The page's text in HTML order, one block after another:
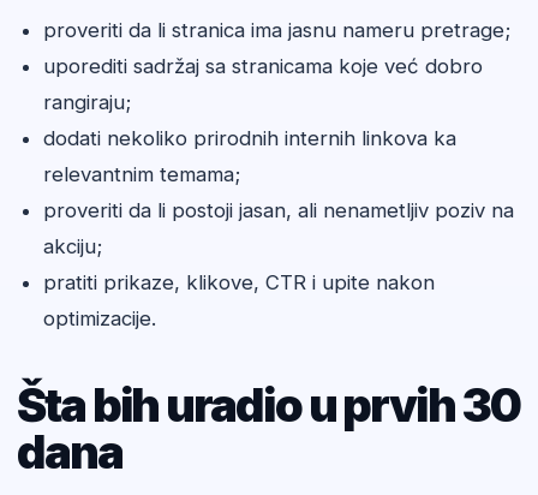
proveriti da li stranica ima jasnu nameru pretrage;
uporediti sadržaj sa stranicama koje već dobro
rangiraju;
dodati nekoliko prirodnih internih linkova ka
relevantnim temama;
proveriti da li postoji jasan, ali nenametljiv poziv na
akciju;
pratiti prikaze, klikove, CTR i upite nakon
optimizacije.
Šta bih uradio u prvih 30
dana